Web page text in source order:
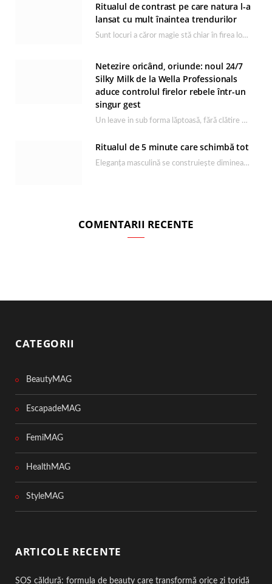
Ritualul de contrast pe care natura l-a
lansat cu mult înaintea trendurilor
Sunt locuri a căror magie stă chiar în firea lor naturală, iar Lacul Ursu din…
Netezire oricând, oriunde: noul 24/7
Silky Milk de la Wella Professionals
aduce controlul firelor rebele într-un
singur gest
Un leave in sub forma lăptoasă, fără clătire care completează rutina Ultimate Smooth și transformă…
Ritualul de 5 minute care schimbă tot
Eleganța masculină se construiește dimineața, în câteva minute și cu produsele potrivite. O rutină de…
COMENTARII RECENTE
CATEGORII
BeautyMAG
EscapadeMAG
FemiMAG
HealthMAG
StyleMAG
ARTICOLE RECENTE
SOS căldură: formula de beauty care transformă orice zi toridă